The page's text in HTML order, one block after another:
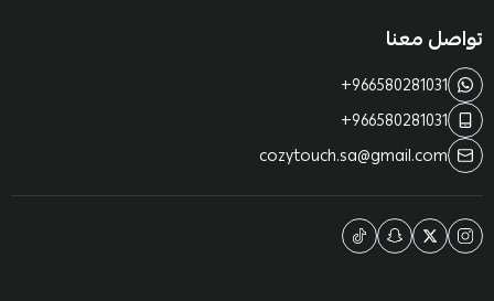
تواصل معنا
+966580281031
+966580281031
cozytouch.sa@gmail.com